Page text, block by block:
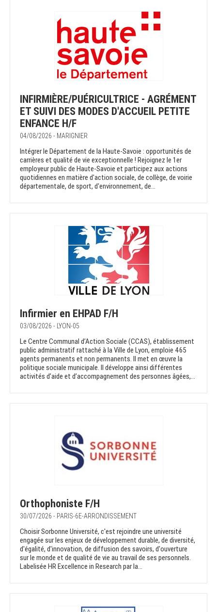
INFIRMIÈRE/PUÉRICULTRICE - AGRÉMENT
ET SUIVI DES MODES D'ACCUEIL PETITE
ENFANCE H/F
04/08/2026 - MARIGNIER
Intégrer le Département de la Haute-Savoie : opportunités de
carrières et qualité de vie exceptionnelle ! Rejoignez le 1er
employeur public de Haute-Savoie et participez aux actions
quotidiennes en matière d'action sociale, de collège, de voirie
départementale, de sport, d'environnement, de...
Infirmier en EHPAD F/H
03/08/2026 - LYON-05
Le Centre Communal d’Action Sociale (CCAS), établissement
public administratif rattaché à la Ville de Lyon, emploie 465
agents permanents et non permanents. Il met en œuvre la
politique sociale municipale. Il développe ainsi différentes
activités d’aide et d’accompagnement des personnes âgées,...
Orthophoniste F/H
30/07/2026 - PARIS-6E-ARRONDISSEMENT
Choisir Sorbonne Université, c'est rejoindre une université
engagée sur les enjeux de développement durable, de diversité,
d'égalité, d'innovation, de diffusion des savoirs, d'ouverture
sur le monde et de qualité de vie au travail de ses personnels.
Labelisée HR Excellence in Research par la...